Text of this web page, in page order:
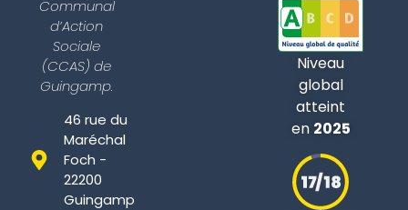
Communal
d’Action
Sociale
(CCAS) de
Guingamp.
46 rue du
Maréchal
Foch -
22200
Guingamp
Niveau
global
atteint
en 2025